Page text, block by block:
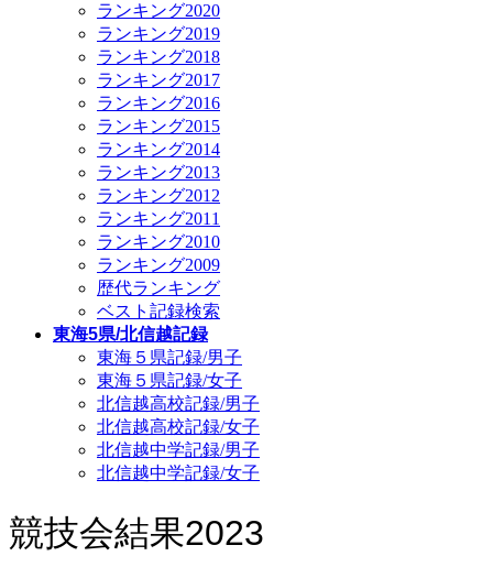
ランキング2020
ランキング2019
ランキング2018
ランキング2017
ランキング2016
ランキング2015
ランキング2014
ランキング2013
ランキング2012
ランキング2011
ランキング2010
ランキング2009
歴代ランキング
ベスト記録検索
東海5県/北信越記録
東海５県記録/男子
東海５県記録/女子
北信越高校記録/男子
北信越高校記録/女子
北信越中学記録/男子
北信越中学記録/女子
競技会結果2023